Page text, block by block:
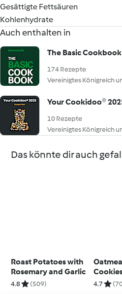
Gesättigte Fettsäuren
Kohlenhydrate
Auch enthalten in
The Basic
174 Rezepte
Vereinigtes Königreich
Your Cookidoo®
10 Rezepte
Vereinigtes Königreich
Das könnte dir auch
Roast Potatoes with
Rosemary and Garlic
4.8 (509) 4.7